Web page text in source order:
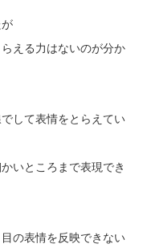
える力はないのが分か
して表情をとらえてい
いところまで表現でき
の表情を反映できない